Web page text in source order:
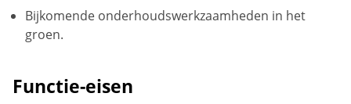
Bijkomende onderhoudswerkzaamheden in het
groen.
Functie-eisen